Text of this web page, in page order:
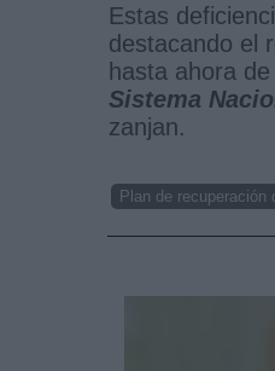
Estas
destacando el
hasta ahora
Sistema
zanjan.
Plan de recuperación